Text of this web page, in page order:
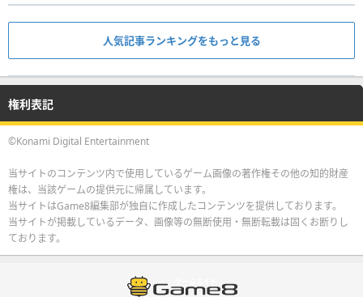
人気記事ランキングをもっと見る
権利表記
©Konami Digital Entertainment
当サイトのコンテンツ内で使用しているゲーム画像の著作権その他の知的財産
権は、当該ゲームの提供元に帰属しています。
当サイトはGame8編集部が独自に作成したコンテンツを提供しております。
当サイトが掲載しているデータ、画像等の無断使用・無断転載は固くお断りし
ております。